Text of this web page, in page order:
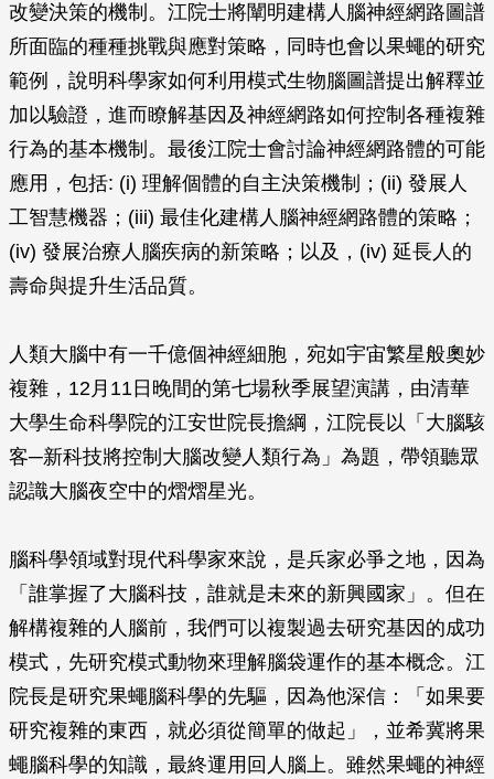
改變決策的機制。江院士將闡明建構人腦神經網路圖譜
所面臨的種種挑戰與應對策略，同時也會以果蠅的研究
範例，說明科學家如何利用模式生物腦圖譜提出解釋並
加以驗證，進而瞭解基因及神經網路如何控制各種複雜
行為的基本機制。最後江院士會討論神經網路體的可能
應用，包括: (i) 理解個體的自主決策機制；(ii) 發展人
工智慧機器；(iii) 最佳化建構人腦神經網路體的策略；
(iv) 發展治療人腦疾病的新策略；以及，(iv) 延長人的
壽命與提升生活品質。
人類大腦中有一千億個神經細胞，宛如宇宙繁星般奧妙
複雜，12月11日晚間的第七場秋季展望演講，由清華
大學生命科學院的江安世院長擔綱，江院長以「大腦駭
客─新科技將控制大腦改變人類行為」為題，帶領聽眾
認識大腦夜空中的熠熠星光。
腦科學領域對現代科學家來說，是兵家必爭之地，因為
「誰掌握了大腦科技，誰就是未來的新興國家」。但在
解構複雜的人腦前，我們可以複製過去研究基因的成功
模式，先研究模式動物來理解腦袋運作的基本概念。江
院長是研究果蠅腦科學的先驅，因為他深信：「如果要
研究複雜的東西，就必須從簡單的做起」，並希冀將果
蠅腦科學的知識，最終運用回人腦上。雖然果蠅的神經